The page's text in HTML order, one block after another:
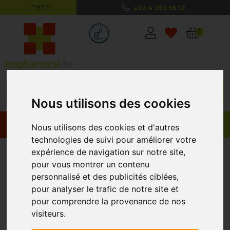
Nous utilisons des cookies
Nous utilisons des cookies et d'autres
technologies de suivi pour améliorer votre
expérience de navigation sur notre site,
pour vous montrer un contenu
personnalisé et des publicités ciblées,
pour analyser le trafic de notre site et
pour comprendre la provenance de nos
visiteurs.
LE MAG’ +32 4 263 56 12
MaPharmacie.be ma santé, mes
0
Promos Produits
Tena